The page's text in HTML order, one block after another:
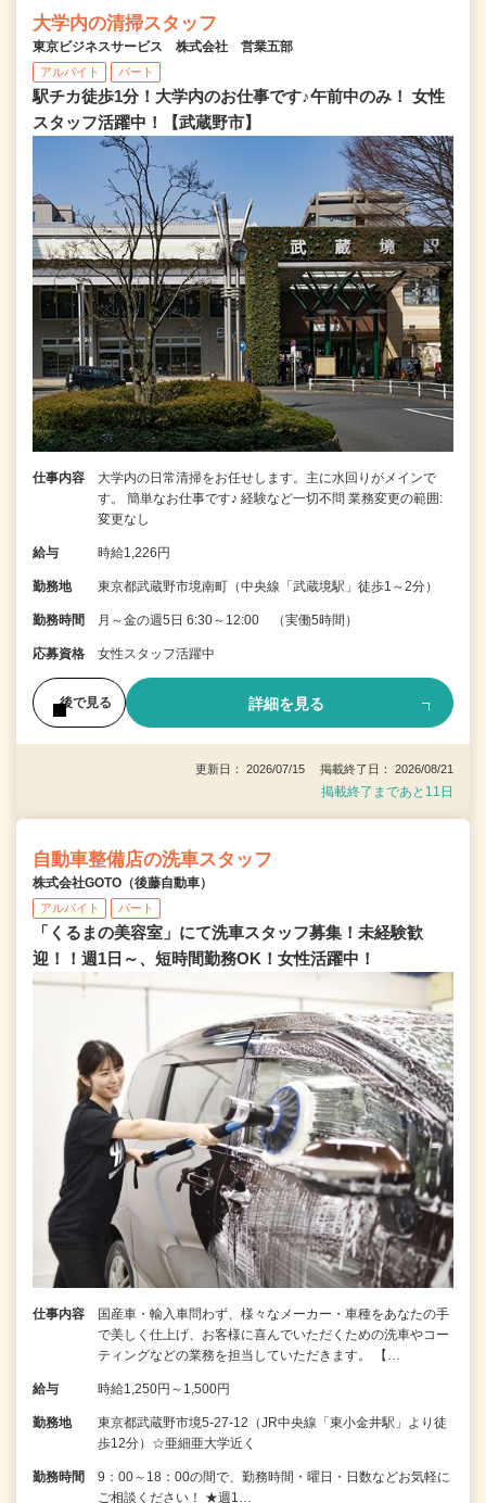
大学内の清掃スタッフ
東京ビジネスサービス 株式会社 営業五部
アルバイト パート
駅チカ徒歩1分！大学内のお仕事です♪午前中のみ！ 女性
スタッフ活躍中！【武蔵野市】
仕事内容
大学内の日常清掃をお任せします。主に水回りがメインで
す。 簡単なお仕事です♪ 経験など一切不問 業務変更の範囲:
変更なし
給与 時給1,226円
勤務地 東京都武蔵野市境南町（中央線「武蔵境駅」徒歩1～2分）
勤務時間 月～金の週5日 6:30～12:00 （実働5時間）
応募資格 女性スタッフ活躍中
後で見る 詳細を見る
更新日： 2026/07/15 掲載終了日： 2026/08/21
掲載終了まであと11日
自動車整備店の洗車スタッフ
株式会社GOTO（後藤自動車）
アルバイト パート
「くるまの美容室」にて洗車スタッフ募集！未経験歓
迎！！週1日～、短時間勤務OK！女性活躍中！
仕事内容
国産車・輸入車問わず、様々なメーカー・車種をあなたの手
で美しく仕上げ、お客様に喜んでいただくための洗車やコー
ティングなどの業務を担当していただきます。 【…
給与 時給1,250円～1,500円
勤務地
東京都武蔵野市境5-27-12（JR中央線「東小金井駅」より徒
歩12分）☆亜細亜大学近く
勤務時間
9：00～18：00の間で、勤務時間・曜日・日数などお気軽に
ご相談ください！ ★週1…